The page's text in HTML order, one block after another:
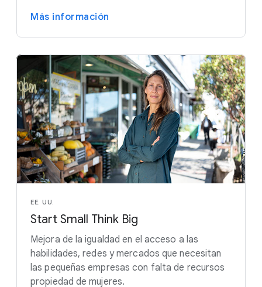
Más información
EE. UU.
Start Small Think Big
Mejora de la igualdad en el acceso a las
habilidades, redes y mercados que necesitan
las pequeñas empresas con falta de recursos
propiedad de mujeres.